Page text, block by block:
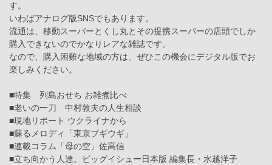
す。
いわばアナログ版SNSでもあります。
流通は、移動スーパーとくし丸とその提携スーパーの店頭でしか
購入できないのでかなりレアな雑誌です。
なので、購入困難な地域の方は、ぜひこの機会にデジタル版でお
楽しみください。
■特集 列島おせち お雑煮比べ
■老いの一刀 中村敦夫の人生相談
■現地リポート ウクライナから
■蘇るメロディ「東京ブギウギ」
■連載コラム「母の空」佐高信
■立ち向かう人達。ビッグイシュー日本版 編集長・水越洋子